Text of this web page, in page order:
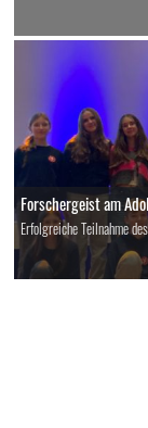
Forschergeist am
Erfolgreiche Teilnahme